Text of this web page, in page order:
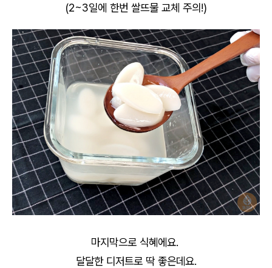
(2~3일에 한번 쌀뜨물 교체 주의!)
마지막으로 식혜에요.
달달한 디저트로 딱 좋은데요.